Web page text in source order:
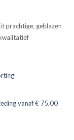
prachtige, geblazen
vanaf € 75,00